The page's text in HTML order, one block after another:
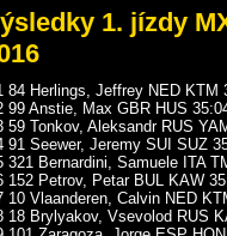
1. jízdy
84 Herlings, Jeffrey NED KTM
99 Anstie, Max GBR HUS
59 Tonkov, Aleksandr RUS
91 Seewer, Jeremy SUI SUZ
321 Bernardini, Samuele ITA
152 Petrov, Petar BUL KAW
10 Vlaanderen, Calvin NED
18 Brylyakov, Vsevolod RUS